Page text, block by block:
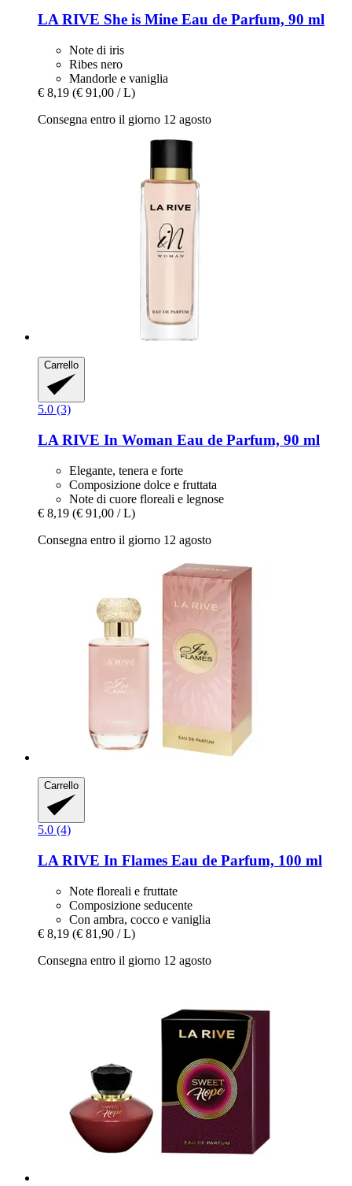
LA RIVE She is Mine Eau de Parfum, 90 ml
Note di iris
Ribes nero
Mandorle e vaniglia
€ 8,19 (€ 91,00 / L)
Consegna entro il giorno 12 agosto
Carrello
5.0 (3)
LA RIVE In Woman Eau de Parfum, 90 ml
Elegante, tenera e forte
Composizione dolce e fruttata
Note di cuore floreali e legnose
€ 8,19 (€ 91,00 / L)
Consegna entro il giorno 12 agosto
Carrello
5.0 (4)
LA RIVE In Flames Eau de Parfum, 100 ml
Note floreali e fruttate
Composizione seducente
Con ambra, cocco e vaniglia
€ 8,19 (€ 81,90 / L)
Consegna entro il giorno 12 agosto